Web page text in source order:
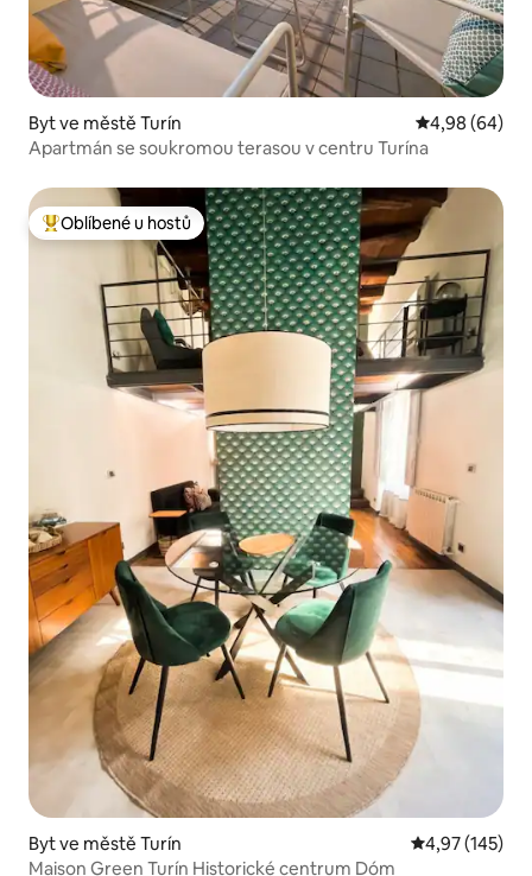
Byt ve městě Turín Průměrné
4,98 (64)
Apartmán se soukromou terasou v centru Turína
Nejlepší v kategorii Oblíbené u hostů
Oblíbené u hostů
Byt ve městě Turín Průměrné
4,97 (145)
Maison Green Turín Historické centrum Dóm